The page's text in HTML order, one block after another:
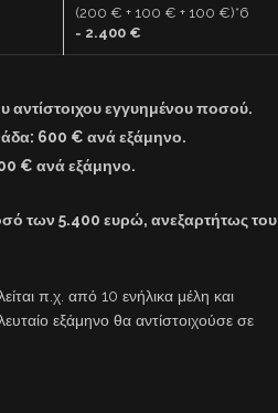
(200 € + 100 € + 100 €)*6
= 2.400 €
αντίστοιχου εγγυημένου ποσού.
600 € ανά εξάμηνο.
€ ανά εξάμηνο.
των 5.400 ευρώ, ανεξαρτήτως του
π.χ. από 10 ενήλικα μέλη και
εξάμηνο θα αντίστοιχούσε σε